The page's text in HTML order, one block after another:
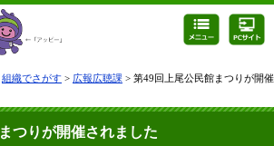
組織でさがす > 広報広聴課 > 第49回上尾公民館まつりが開催
つりが開催されました